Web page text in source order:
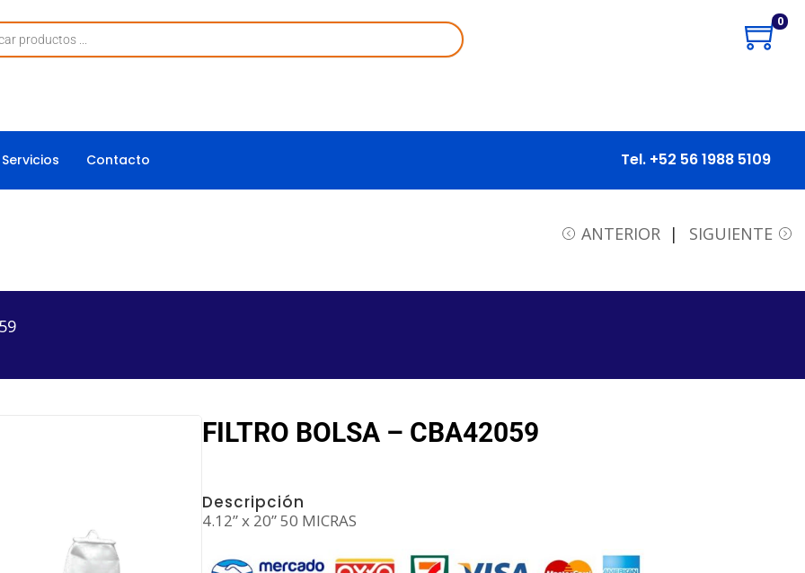
0
Servicios Contacto Tel. +52 56 1988 5109
ANTERIOR SIGUIENTE
FILTRO BOLSA – CBA42059
Descripción
4.12” x 20” 50 MICRAS